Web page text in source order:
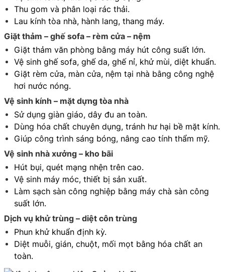
Thu gom và phân loại rác thải.
Lau kính tòa nhà, hành lang, thang máy.
Giặt thảm – ghế sofa – rèm cửa – nệm
Giặt thảm văn phòng bằng máy hút công suất lớn.
Vệ sinh ghế sofa, ghế da, ghế nỉ, khử mùi, diệt khuẩn.
Giặt rèm cửa, màn cửa, nệm tại nhà bằng công nghệ
hơi nước nóng.
Vệ sinh kính – mặt dựng tòa nhà
Sử dụng giàn giáo, dây đu an toàn.
Dùng hóa chất chuyên dụng, tránh hư hại bề mặt kính.
Giúp công trình sáng bóng, nâng cao tính thẩm mỹ.
Vệ sinh nhà xưởng – kho bãi
Hút bụi, quét mạng nhện trên cao.
Vệ sinh máy móc, thiết bị sản xuất.
Làm sạch sàn công nghiệp bằng máy chà sàn công
suất lớn.
Dịch vụ khử trùng – diệt côn trùng
Phun khử khuẩn định kỳ.
Diệt muỗi, gián, chuột, mối mọt bằng hóa chất an
toàn.